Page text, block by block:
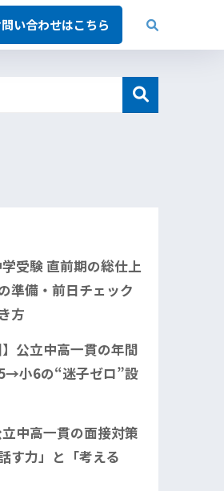
い合わせはこちら
受験 直前期の総仕上
準備・前日チェック
方
】公立中高一貫の年間
小6の“迷子ゼロ”設
立中高一貫の面接対策
す力」と「考える